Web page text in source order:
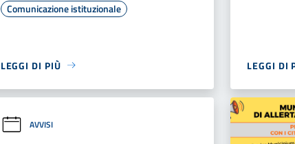
Comunicazione istituzionale
LEGGI DI PIÙ LEGGI DI
AVVISI